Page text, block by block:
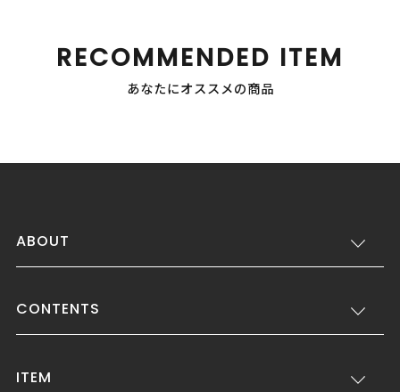
RECOMMENDED ITEM
あなたにオススメの商品
ABOUT
CONTENTS
ITEM